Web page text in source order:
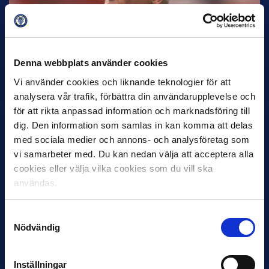
Denna webbplats använder cookies
Vi använder cookies och liknande teknologier för att
analysera vår trafik, förbättra din användarupplevelse och
för att rikta anpassad information och marknadsföring till
dig. Den information som samlas in kan komma att delas
med sociala medier och annons- och analysföretag som
vi samarbeter med. Du kan nedan välja att acceptera alla
cookies eller välja vilka cookies som du vill ska
användas.
Nödvändig
Inställningar
Helstrup ny tränare i Malmö FF
Inleder mot…
Favorit i repris för Sirius i maj